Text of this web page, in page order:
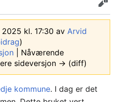
Rediger
2025 kl. 17:30 av Arvid
)
| Nåværende
sideversjon → (diff)
kommune. I dag er det